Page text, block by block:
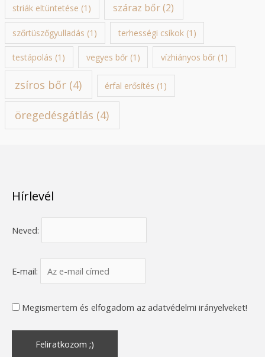
striák eltüntetése (1) száraz bőr(2)
szőrtüszőgyulladás (1) terhességi csíkok(1)
testápolás (1) vegyes bőr(1) vízhiányos bőr(1)
zsíros bőr (4) érfal erősítés (1)
öregedésgátlás (4)
Hírlevél
Neved:
E-mail:
Megismertem és elfogadom az adatvédelmi irányelveket!